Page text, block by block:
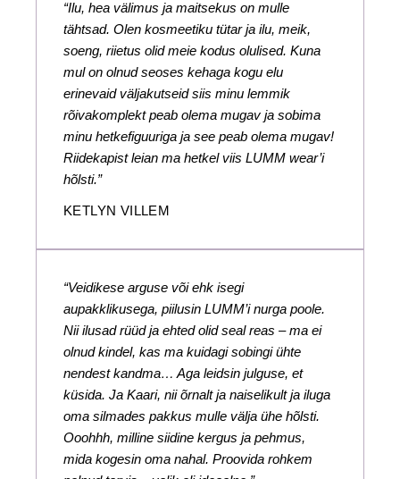
“Ilu, hea välimus ja maitsekus on mulle
tähtsad. Olen kosmeetiku tütar ja ilu, meik,
soeng, riietus olid meie kodus olulised. Kuna
mul on olnud seoses kehaga kogu elu
erinevaid väljakutseid siis minu lemmik
rõivakomplekt peab olema mugav ja sobima
minu hetkefiguuriga ja see peab olema mugav!
Riidekapist leian ma hetkel viis LUMM wear’i
hõlsti.”
KETLYN VILLEM
“Veidikese arguse või ehk isegi
aupakklikusega, piilusin LUMM’i nurga poole.
Nii ilusad rüüd ja ehted olid seal reas – ma ei
olnud kindel, kas ma kuidagi sobingi ühte
nendest kandma… Aga leidsin julguse, et
küsida. Ja Kaari, nii õrnalt ja naiselikult ja iluga
oma silmades pakkus mulle välja ühe hõlsti.
Ooohhh, milline siidine kergus ja pehmus,
mida kogesin oma nahal. Proovida rohkem